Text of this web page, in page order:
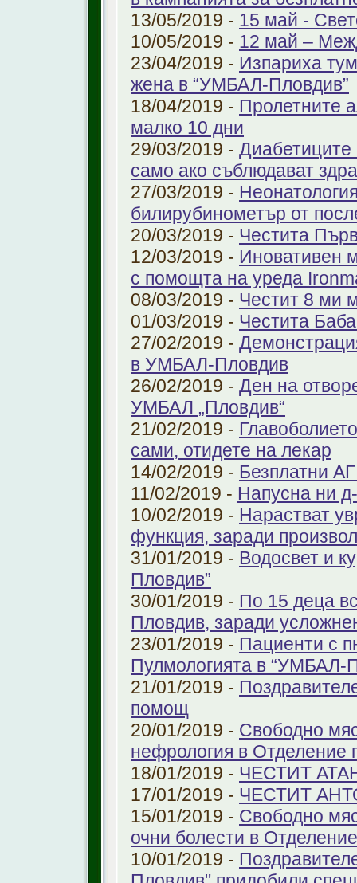
13/05/2019 - 15 май -
10/05/2019 - 12 май –
23/04/2019 - Изпариха
жена в “УМБАЛ-Пловдив”
18/04/2019 - Пролетните
малко 10 дни
29/03/2019 - Диабетиците
само ако съблюдават
27/03/2019 -
билирубинометър от
20/03/2019 - Честита
12/03/2019 - Иновативен
с помощта на уреда
08/03/2019 - Честит 8 ми
01/03/2019 - Честита
27/02/2019 -
в УМБАЛ-Пловдив
26/02/2019 - Ден на
УМБАЛ „Пловдив“
21/02/2019 -
сами, отидете на лекар
14/02/2019 - Безплатни
11/02/2019 - Напусна ни
10/02/2019 - Нарастват
функция, заради
31/01/2019 - Водосвет и
Пловдив”
30/01/2019 - По 15 деца
Пловдив, заради
23/01/2019 - Пациенти с
Пулмологията в “УМБАЛ-
21/01/2019 -
помощ
20/01/2019 - Свободно
нефрология в Отделение
18/01/2019 - ЧЕСТИТ
17/01/2019 - ЧЕСТИТ
15/01/2019 - Свободно
очни болести в
10/01/2019 -